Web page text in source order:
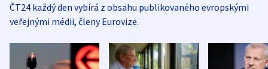
ČT24 každý den vybírá z obsahu publikovaného evropskými
veřejnými médii, členy Eurovize.